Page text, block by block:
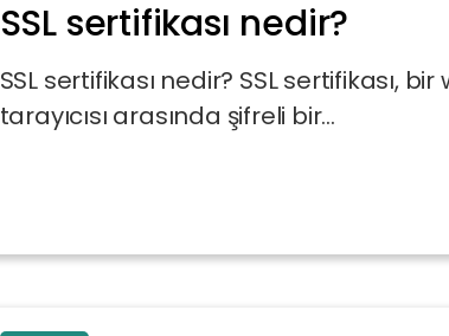
SSL sertifikası nedir?
SSL sertifikası nedir? SSL sertifikası,
tarayıcısı arasında şifreli bir...